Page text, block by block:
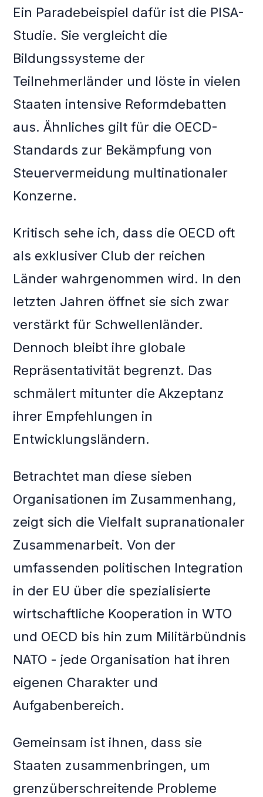
Ein Paradebeispiel dafür ist die PISA-
Studie. Sie vergleicht die
Bildungssysteme der
Teilnehmerländer und löste in vielen
Staaten intensive Reformdebatten
aus. Ähnliches gilt für die OECD-
Standards zur Bekämpfung von
Steuervermeidung multinationaler
Konzerne.
Kritisch sehe ich, dass die OECD oft
als exklusiver Club der reichen
Länder wahrgenommen wird. In den
letzten Jahren öffnet sie sich zwar
verstärkt für Schwellenländer.
Dennoch bleibt ihre globale
Repräsentativität begrenzt. Das
schmälert mitunter die Akzeptanz
ihrer Empfehlungen in
Entwicklungsländern.
Betrachtet man diese sieben
Organisationen im Zusammenhang,
zeigt sich die Vielfalt supranationaler
Zusammenarbeit. Von der
umfassenden politischen Integration
in der EU über die spezialisierte
wirtschaftliche Kooperation in WTO
und OECD bis hin zum Militärbündnis
NATO - jede Organisation hat ihren
eigenen Charakter und
Aufgabenbereich.
Gemeinsam ist ihnen, dass sie
Staaten zusammenbringen, um
grenzüberschreitende Probleme